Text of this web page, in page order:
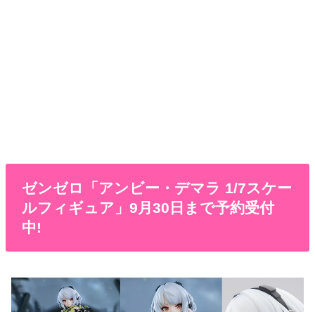
ゼンゼロ「アンビー・デマラ 1/7スケー
ルフィギュア」9月30日まで予約受付
中!